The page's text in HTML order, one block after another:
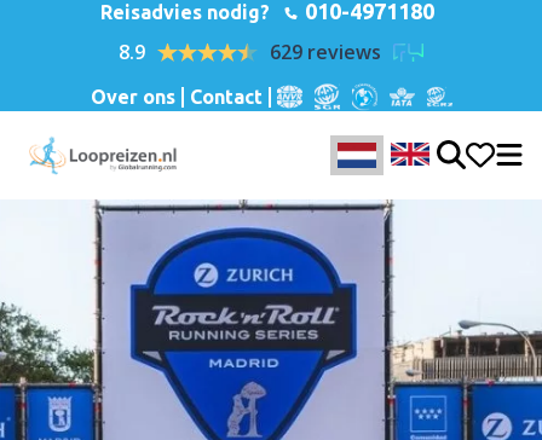
Reisadvies nodig? 010-4971180
8.9 629 reviews
Over ons Contact